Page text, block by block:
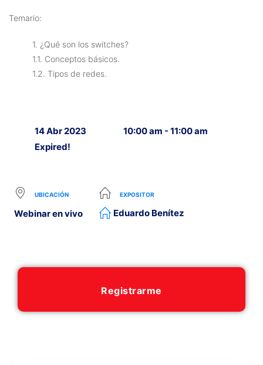
Temario:
1. ¿Qué son los switches?
1.1. Conceptos básicos.
1.2. Tipos de redes.
14 Abr 2023
Expired!
10:00 am - 11:00 am
UBICACIÓN
Webinar en vivo
EXPOSITOR
Eduardo Benítez
Registrarme